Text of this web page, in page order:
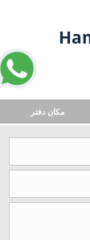
مکان دفتر